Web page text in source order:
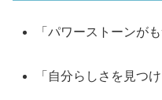
「パワーストーンが
「自分らしさを見つ